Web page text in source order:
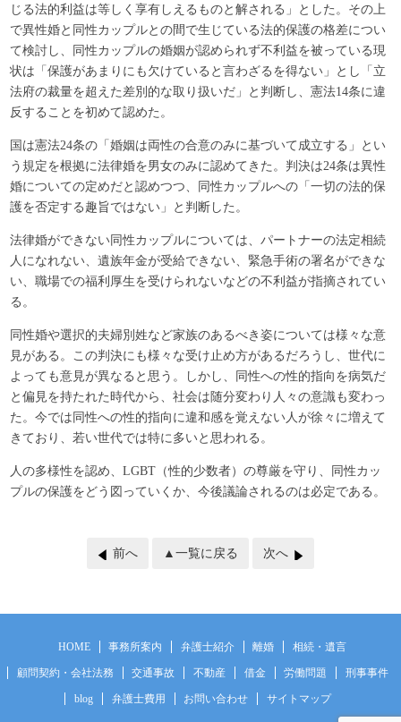
じる法的利益は等しく享有しえるものと解される」とした。その上
で異性婚と同性カップルとの間で生じている法的保護の格差につい
て検討し、同性カップルの婚姻が認められず不利益を被っている現
状は「保護があまりにも欠けていると言わざるを得ない」とし「立
法府の裁量を超えた差別的な取り扱いだ」と判断し、憲法14条に違
反することを初めて認めた。
国は憲法24条の「婚姻は両性の合意のみに基づいて成立する」とい
う規定を根拠に法律婚を男女のみに認めてきた。判決は24条は異性
婚についての定めだと認めつつ、同性カップルへの「一切の法的保
護を否定する趣旨ではない」と判断した。
法律婚ができない同性カップルについては、パートナーの法定相続
人になれない、遺族年金が受給できない、緊急手術の署名ができな
い、職場での福利厚生を受けられないなどの不利益が指摘されてい
る。
同性婚や選択的夫婦別姓など家族のあるべき姿については様々な意
見がある。この判決にも様々な受け止め方があるだろうし、世代に
よっても意見が異なると思う。しかし、同性への性的指向を病気だ
と偏見を持たれた時代から、社会は随分変わり人々の意識も変わっ
た。今では同性への性的指向に違和感を覚えない人が徐々に増えて
きており、若い世代では特に多いと思われる。
人の多様性を認め、LGBT（性的少数者）の尊厳を守り、
同性カッ
プルの保護をどう図っていくか、今後議論されるのは必定である。
前へ ▲一覧に戻る 次へ
HOME 事務所案内 弁護士紹介 離婚 相続・遺言
顧問契約・会社法務 交通事故 不動産 借金 労働問題 刑事事件
blog 弁護士費用 お問い合わせ サイトマップ